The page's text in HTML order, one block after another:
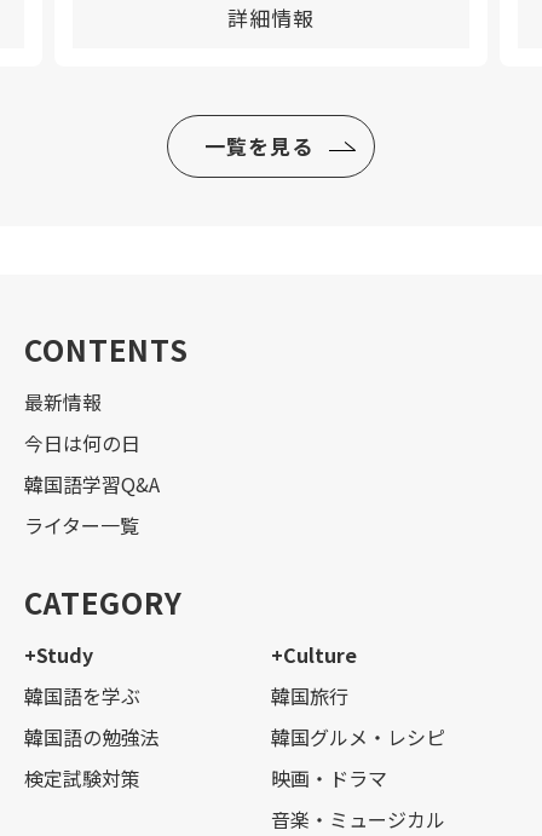
詳細情報
一覧を見る
CONTENTS
最新情報
今日は何の日
韓国語学習Q&A
ライター一覧
CATEGORY
+Study
韓国語を学ぶ
韓国語の勉強法
検定試験対策
+Culture
韓国旅行
韓国グルメ・レシピ
映画・ドラマ
音楽・ミュージカル